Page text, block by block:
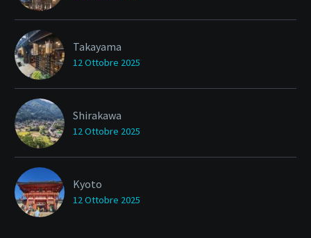
Takayama
12 Ottobre 2025
Shirakawa
12 Ottobre 2025
Kyoto
12 Ottobre 2025